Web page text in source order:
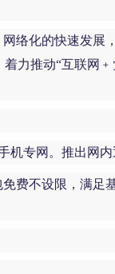
络化的快速发展
力推动“互联网
专网。推出网
费不设限，满